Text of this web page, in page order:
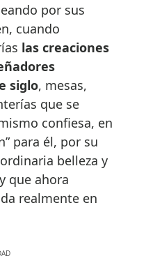
por sus
cuando
las creaciones
siglo, mesas,
que se
confiesa, en
para él, por su
belleza y
que ahora
realmente en